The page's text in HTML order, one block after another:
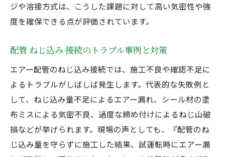
ジや溶接方式は、こうした課題に対して高い気密性や強
度を確保できる点が評価されています。
配管 ねじ込み 接続のトラブル事例と対策
エアー配管のねじ込み接続では、施工不良や確認不足に
よるトラブルがしばしば発生します。代表的な失敗例と
して、ねじ込み量不足によるエアー漏れ、シール材の塗
布ミスによる気密不良、過度な締め付けによるねじ山破
損などが挙げられます。現場の声としても、『配管のね
じ込み量を守らずに施工した結果、試運転時にエアー漏